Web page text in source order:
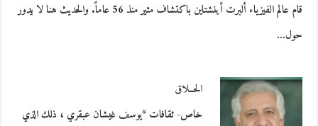
قام عالم الفيزياء ألبرت أينشتاين باكتشاف مثير منذ 56 عاماً. والحديث هنا لا يدور
حول…
الحــلاق
خاص- ثقافات *يوسف غيشان عبقري ، ذلك الذي